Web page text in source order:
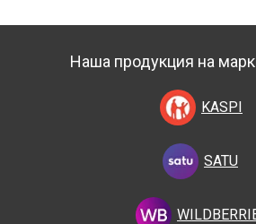
Наша продукция на
KASPI
SATU